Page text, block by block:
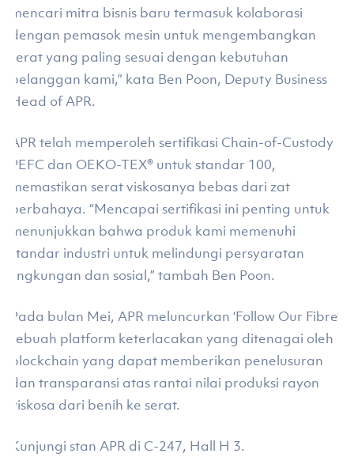
mencari mitra bisnis baru termasuk kolaborasi
dengan pemasok mesin untuk mengembangkan
serat yang paling sesuai dengan kebutuhan
pelanggan kami,” kata Ben Poon, Deputy Business
Head of APR.
APR telah memperoleh sertifikasi Chain-of-Custody
PEFC dan OEKO-TEX® untuk standar 100,
memastikan serat viskosanya bebas dari zat
berbahaya. “Mencapai sertifikasi ini penting untuk
menunjukkan bahwa produk kami memenuhi
standar industri untuk melindungi persyaratan
lingkungan dan sosial,” tambah Ben Poon.
Pada bulan Mei, APR meluncurkan ‘Follow Our Fibre’
sebuah platform keterlacakan yang ditenagai oleh
blockchain yang dapat memberikan penelusuran
dan transparansi atas rantai nilai produksi rayon
viskosa dari benih ke serat.
Kunjungi stan APR di C-247, Hall H 3.